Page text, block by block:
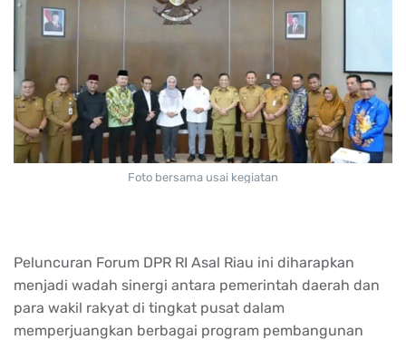
Foto bersama usai kegiatan
Peluncuran Forum DPR RI Asal Riau ini diharapkan
menjadi wadah sinergi antara pemerintah daerah dan
para wakil rakyat di tingkat pusat dalam
memperjuangkan berbagai program pembangunan